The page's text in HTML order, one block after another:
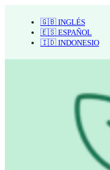
🇬🇧 INGLÉS
🇪🇸 ESPAÑOL
🇮🇩 INDONESIO